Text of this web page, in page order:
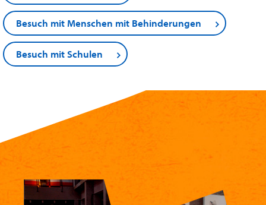
Besuch mit Menschen mit Behinderungen
Besuch mit Schulen